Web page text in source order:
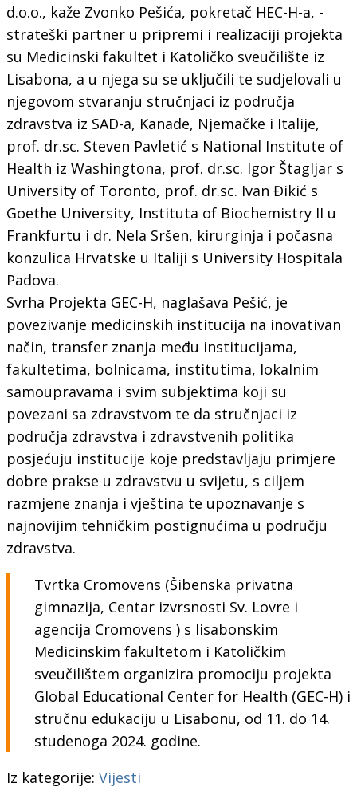
d.o.o., kaže Zvonko Pešića, pokretač HEC-H-a, -
strateški partner u pripremi i realizaciji projekta
su Medicinski fakultet i Katoličko sveučilište iz
Lisabona, a u njega su se uključili te sudjelovali u
njegovom stvaranju stručnjaci iz područja
zdravstva iz SAD-a, Kanade, Njemačke i Italije,
prof. dr.sc. Steven Pavletić s National Institute of
Health iz Washingtona, prof. dr.sc. Igor Štagljar s
University of Toronto, prof. dr.sc. Ivan Đikić s
Goethe University, Instituta of Biochemistry II u
Frankfurtu i dr. Nela Sršen, kirurginja i počasna
konzulica Hrvatske u Italiji s University Hospitala
Padova.
Svrha Projekta GEC-H, naglašava Pešić, je
povezivanje medicinskih institucija na inovativan
način, transfer znanja među institucijama,
fakultetima, bolnicama, institutima, lokalnim
samoupravama i svim subjektima koji su
povezani sa zdravstvom te da stručnjaci iz
područja zdravstva i zdravstvenih politika
posjećuju institucije koje predstavljaju primjere
dobre prakse u zdravstvu u svijetu, s ciljem
razmjene znanja i vještina te upoznavanje s
najnovijim tehničkim postignućima u području
zdravstva.
Tvrtka Cromovens (Šibenska privatna
gimnazija, Centar izvrsnosti Sv. Lovre i
agencija Cromovens ) s lisabonskim
Medicinskim fakultetom i Katoličkim
sveučilištem organizira promociju projekta
Global Educational Center for Health (GEC-H) i
stručnu edukaciju u Lisabonu, od 11. do 14.
studenoga 2024. godine.
Iz kategorije: Vijesti